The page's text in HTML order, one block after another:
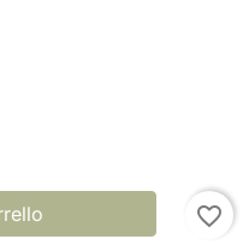
favorite_border